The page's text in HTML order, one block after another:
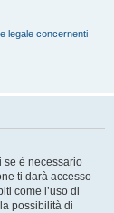
legale concernenti
se è necessario
ti darà accesso
come l’uso di
possibilità di